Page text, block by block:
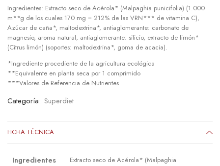
Ingredientes: Extracto seco de Acérola* (Malpaghia punicifolia) (1.000
m**g de los cuales 170 mg = 212% de las VRN*** de vitamina C),
Azúcar de caña*, maltodextrina*, antiaglomerante: carbonato de
magnesio, aroma natural, antiaglomerante: silicio, extracto de limón*
(Citrus limón) (soportes: maltodextrina*, goma de acacia).
*Ingrediente procediente de la agricultura ecológica
**Equivalente en planta seca por 1 comprimido
***Valores de Referencia de Nutrientes
Categoría: Superdiet
FICHA TÉCNICA
Ingredientes
Extracto seco de Acérola* (Malpaghia